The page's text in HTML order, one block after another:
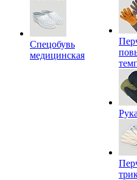
Спецобувь
медицинская